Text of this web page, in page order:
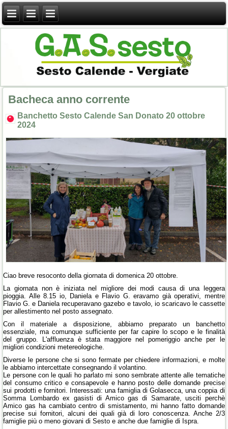
Bacheca anno corrente
Banchetto Sesto Calende San Donato 20 ottobre
2024
Ciao breve resoconto della giornata di domenica 20 ottobre.
La giornata non è iniziata nel migliore dei modi causa di una leggera
pioggia. Alle 8.15 io, Daniela e Flavio G. eravamo già operativi, mentre
Flavio G. e Daniela recuperavano gazebo e tavolo, io scaricavo le cassette
per allestimento nel posto assegnato.
Con il materiale a disposizione, abbiamo preparato un banchetto
essenziale, ma comunque sufficiente per far capire lo scopo e le finalità
del gruppo. L'affluenza è stata maggiore nel pomeriggio anche per le
migliori condizioni metereologiche.
Diverse le persone che si sono fermate per chiedere informazioni, e molte
le abbiamo intercettate consegnando il volantino.
Le persone con le quali ho parlato mi sono sembrate attente alle tematiche
del consumo critico e consapevole e hanno posto delle domande precise
sui prodotti e fornitori. Interessati: una famiglia di Golasecca, una coppia di
Somma Lombardo ex gasisti di Amico gas di Samarate, usciti perchè
Amico gas ha cambiato centro di smistamento, mi hanno fatto domande
precise sui fornitori, alcuni dei quali già di loro conoscenza. Anche 2/3
famiglie più o meno giovani di Sesto e anche due famiglie di Ispra.